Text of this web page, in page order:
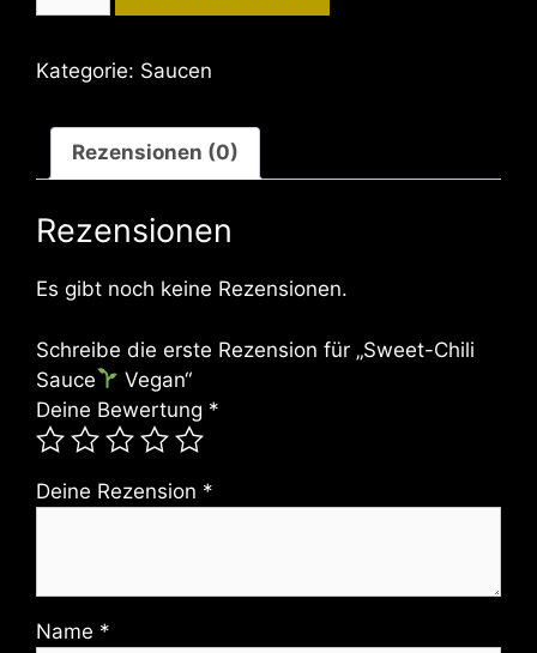
Kategorie: Saucen
Rezensionen (0)
Rezensionen
Es gibt noch keine Rezensionen.
Schreibe die erste Rezension für „Sweet-Chili
Sauce
Vegan“
Deine Bewertung *
Deine Rezension *
Name *